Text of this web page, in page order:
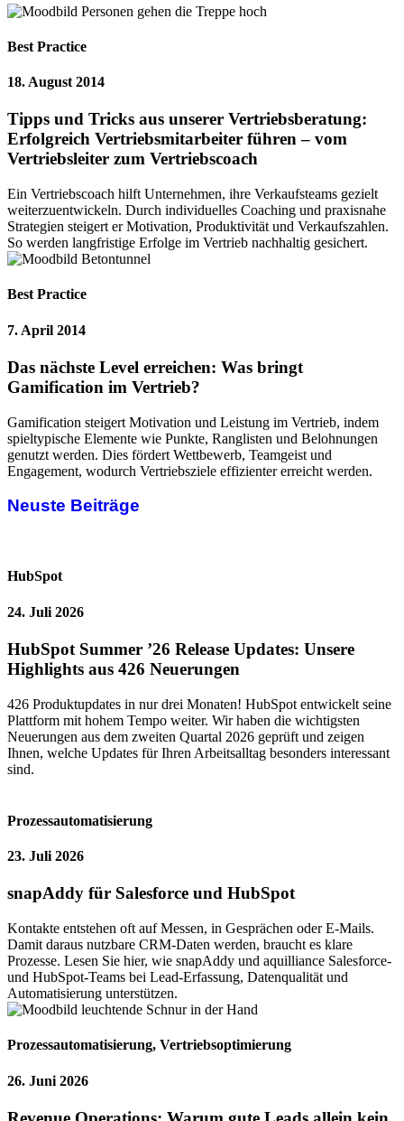
Best Practice
18. August 2014
Tipps und Tricks aus unserer Vertriebsberatung:
Erfolgreich Vertriebsmitarbeiter führen – vom
Vertriebsleiter zum Vertriebscoach
Ein Vertriebscoach hilft Unternehmen, ihre Verkaufsteams gezielt
weiterzuentwickeln. Durch individuelles Coaching und praxisnahe
Strategien steigert er Motivation, Produktivität und Verkaufszahlen.
So werden langfristige Erfolge im Vertrieb nachhaltig gesichert.
Best Practice
7. April 2014
Das nächste Level erreichen: Was bringt
Gamification im Vertrieb?
Gamification steigert Motivation und Leistung im Vertrieb, indem
spieltypische Elemente wie Punkte, Ranglisten und Belohnungen
genutzt werden. Dies fördert Wettbewerb, Teamgeist und
Engagement, wodurch Vertriebsziele effizienter erreicht werden.
Neuste Beiträge
HubSpot
24. Juli 2026
HubSpot Summer ’26 Release Updates: Unsere
Highlights aus 426 Neuerungen
426 Produktupdates in nur drei Monaten! HubSpot entwickelt seine
Plattform mit hohem Tempo weiter. Wir haben die wichtigsten
Neuerungen aus dem zweiten Quartal 2026 geprüft und zeigen
Ihnen, welche Updates für Ihren Arbeitsalltag besonders interessant
sind.
Prozessautomatisierung
23. Juli 2026
snapAddy für Salesforce und HubSpot
Kontakte entstehen oft auf Messen, in Gesprächen oder E-Mails.
Damit daraus nutzbare CRM-Daten werden, braucht es klare
Prozesse. Lesen Sie hier, wie snapAddy und aquilliance Salesforce-
und HubSpot-Teams bei Lead-Erfassung, Datenqualität und
Automatisierung unterstützen.
Prozessautomatisierung, Vertriebsoptimierung
26. Juni 2026